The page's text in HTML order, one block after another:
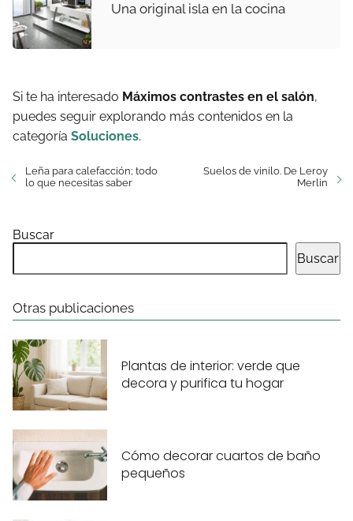
Una original isla en la cocina
Si te ha interesado Máximos contrastes en el salón,
puedes seguir explorando más contenidos en la
categoría Soluciones.
Leña para calefacción; todo
lo que necesitas saber
Suelos de vinilo. De Leroy
Merlin
Buscar
Buscar
Otras publicaciones
Plantas de interior: verde que
decora y purifica tu hogar
Cómo decorar cuartos de baño
pequeños